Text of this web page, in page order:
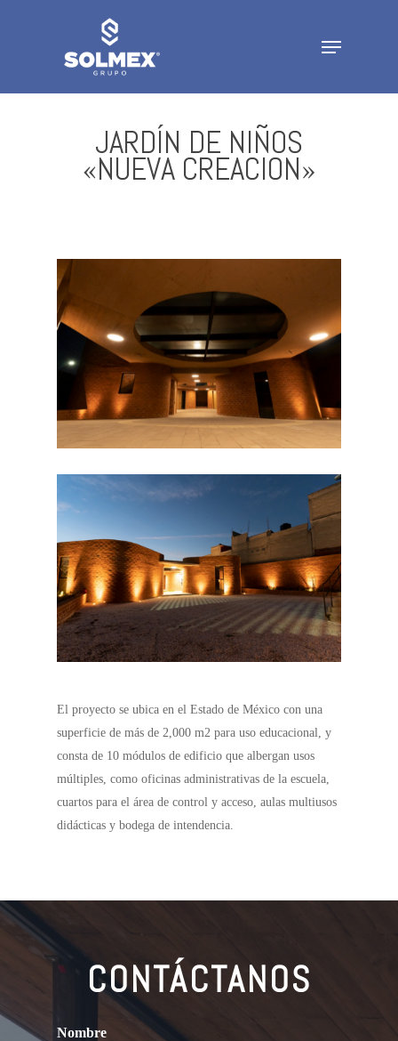
Menu
JARDÍN DE NIÑOS
«NUEVA CREACION»
El proyecto se ubica en el Estado de México con una
superficie de más de 2,000 m2 para uso educacional, y
consta de 10 módulos de edificio que albergan usos
múltiples, como oficinas administrativas de la escuela,
cuartos para el área de control y acceso, aulas multiusos
didácticas y bodega de intendencia.
CONTÁCTANOS
Nombre